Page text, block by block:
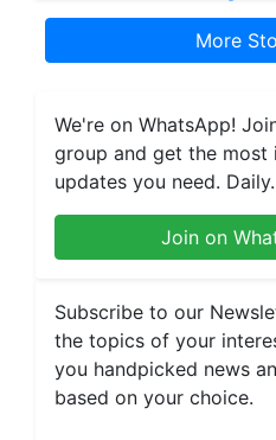
More
We're on WhatsApp!
group and get the most
updates you need. Daily.
Join on
Subscribe to our
the topics of your
you handpicked news
based on your choice.